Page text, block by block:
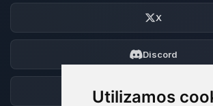
Utilizamos
X
Discord
Foro